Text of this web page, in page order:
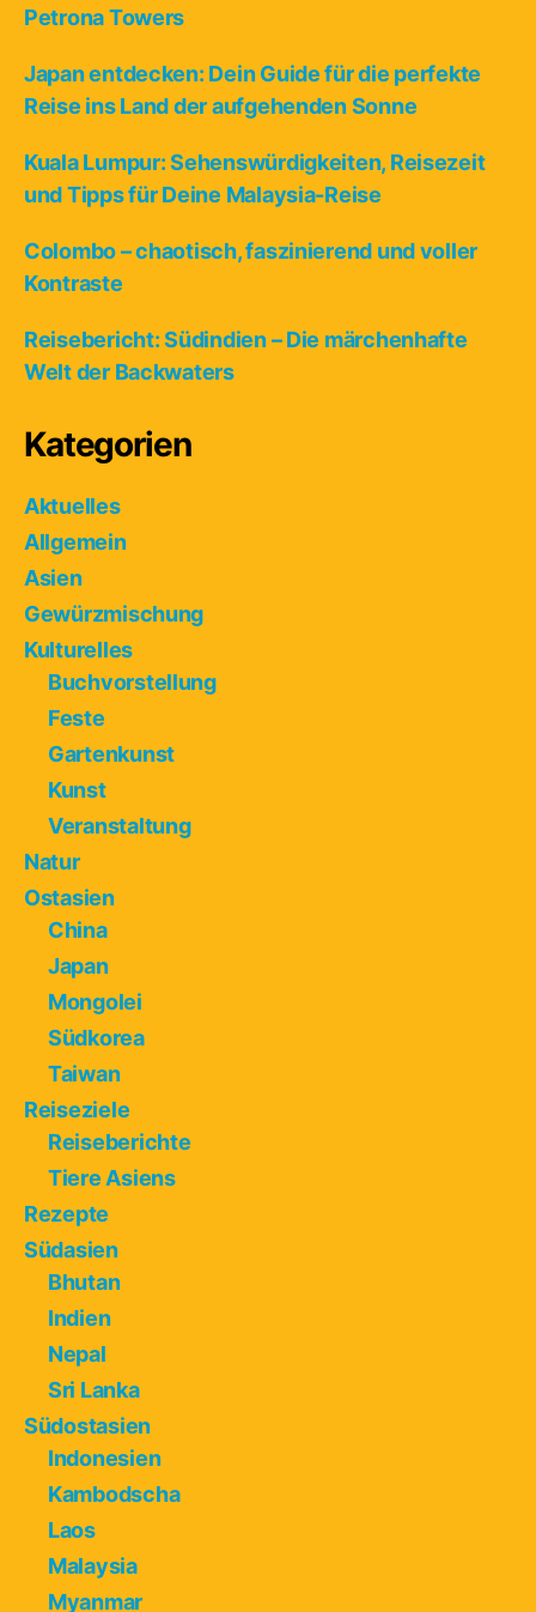
Petrona Towers
Japan entdecken: Dein Guide für die perfekte
Reise ins Land der aufgehenden Sonne
Kuala Lumpur: Sehenswürdigkeiten, Reisezeit
und Tipps für Deine Malaysia-Reise
Colombo – chaotisch, faszinierend und voller
Kontraste
Reisebericht: Südindien – Die märchenhafte
Welt der Backwaters
Kategorien
Aktuelles
Allgemein
Asien
Gewürzmischung
Kulturelles
Buchvorstellung
Feste
Gartenkunst
Kunst
Veranstaltung
Natur
Ostasien
China
Japan
Mongolei
Südkorea
Taiwan
Reiseziele
Reiseberichte
Tiere Asiens
Rezepte
Südasien
Bhutan
Indien
Nepal
Sri Lanka
Südostasien
Indonesien
Kambodscha
Laos
Malaysia
Myanmar